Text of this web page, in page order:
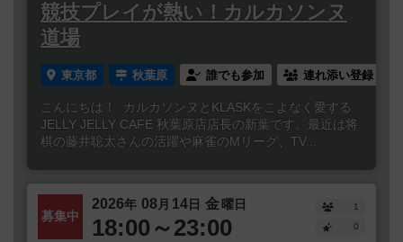
競技プレイが熱い！カルカソンヌ
道場
東京都 秋葉原 誰でも参加 連れ添い登録
こんにちは！ カルカソンヌとKLASKをこよなく愛する
JELLY JELLY CAFE 秋葉原店店長の新葉です。最近は将
棋の藤井聡太さんの活躍や麻雀のMリーグ、TV...
募集中
2026年 08 月 14日 金曜日
18:00～23:00
1
0